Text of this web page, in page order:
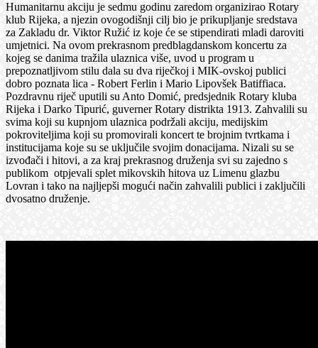
Humanitarnu akciju je sedmu godinu zaredom organizirao Rotary
klub Rijeka, a njezin ovogodišnji cilj bio je prikupljanje sredstava
za Zakladu dr. Viktor Ružić iz koje će se stipendirati mladi daroviti
umjetnici. Na ovom prekrasnom predblagdanskom koncertu za
kojeg se danima tražila ulaznica više, uvod u program u
prepoznatljivom stilu dala su dva riječkoj i MIK-ovskoj publici
dobro poznata lica - Robert Ferlin i Mario Lipovšek Batiffiaca.
Pozdravnu riječ uputili su Anto Domić, predsjednik Rotary kluba
Rijeka i Darko Tipurić, guverner Rotary distrikta 1913. Zahvalili su
svima koji su kupnjom ulaznica podržali akciju, medijskim
pokroviteljima koji su promovirali koncert te brojnim tvrtkama i
institucijama koje su se uključile svojim donacijama. Nizali su se
izvođači i hitovi, a za kraj prekrasnog druženja svi su zajedno s
publikom otpjevali splet mikovskih hitova uz Limenu glazbu
Lovran i tako na najljepši mogući način zahvalili publici i zaključili
dvosatno druženje.